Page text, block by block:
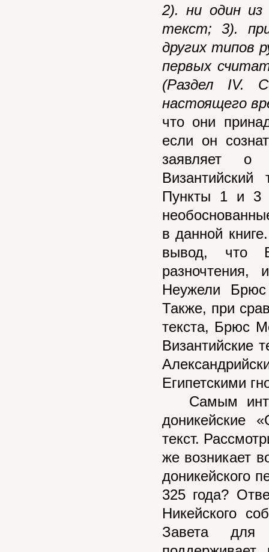
2). ни один из
текст; 3).
других типов
первых
(Раздел IV.
настоящего
что они
если он
заявляет о
Пункты 1 и 3
в данной
вывод, что
разночтения,
Неужели Брюс
Также, при
текста, Брюс
Византийские
Египетскими
Самым
доникейские
текст.
же возникает
доникейского
325 года?
Никейского
Завета для